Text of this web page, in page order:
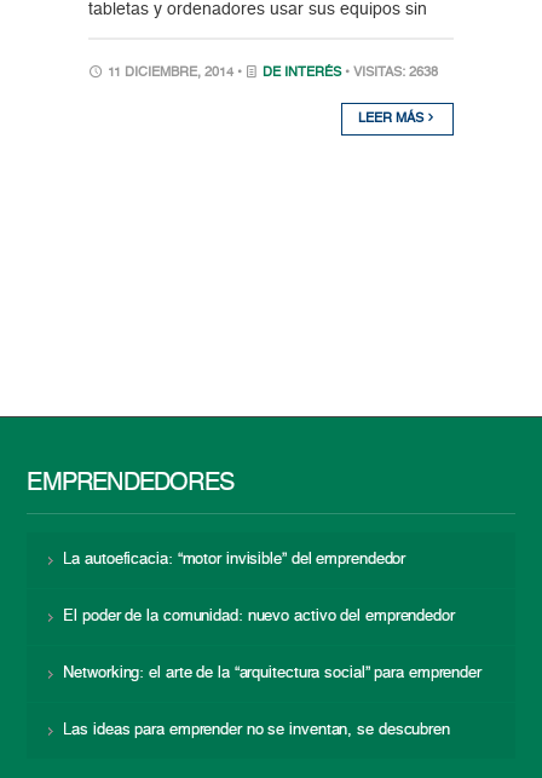
tabletas y ordenadores usar sus equipos sin
11 DICIEMBRE, 2014 • DE INTERÉS • VISITAS: 2638
LEER MÁS
EMPRENDEDORES
La autoeficacia: “motor invisible” del emprendedor
El poder de la comunidad: nuevo activo del emprendedor
Networking: el arte de la “arquitectura social” para emprender
Las ideas para emprender no se inventan, se descubren